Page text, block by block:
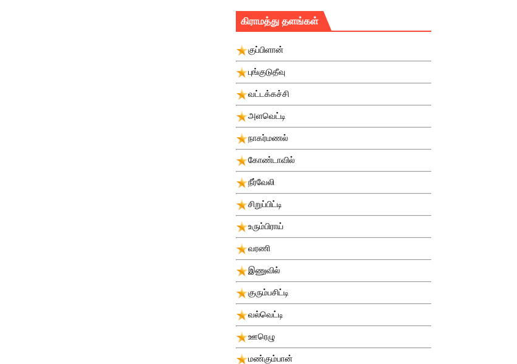
கிராமத்து தளங்கள்
குப்பிளான்
புங்குடுதீவு
வட்டக்கச்சி
அளவெட்டி
நாகர்மணல்
கோண்டாவில்
நீர்வேலி
சிறுப்பிட்டி
உரும்பிராய்
வரணி
இணுவில்
குரும்பசிட்டி
வல்வெட்டி
ஊரெழு
மண்கும்பான்